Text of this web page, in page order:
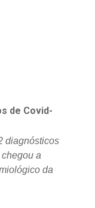
de Covid-
diagnósticos
a
da